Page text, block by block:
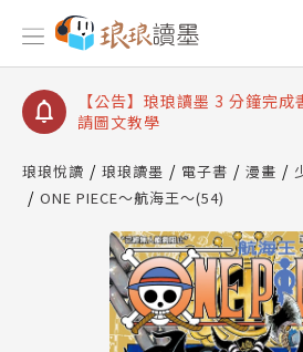
【公告】琅琅讀墨數位閱讀資
【公告】琅琅讀墨書櫃開通常
【公告】琅琅讀墨 3 分鐘完
請圖文教學
查詢
【公告】琅琅讀墨數位閱讀資
琅琅悅讀 琅琅讀墨 電子書 漫畫
ONE PIECE～航海王～(54)